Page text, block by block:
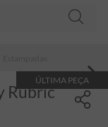
ÚLTIMA PEÇA
Rubric
polo
listrada